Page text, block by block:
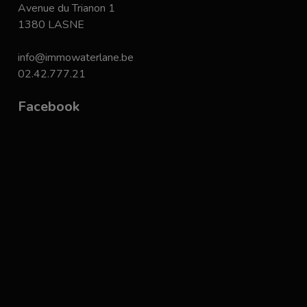
Avenue du Trianon 1
1380 LASNE
info@immowaterlane.be
02.42.777.21
Facebook